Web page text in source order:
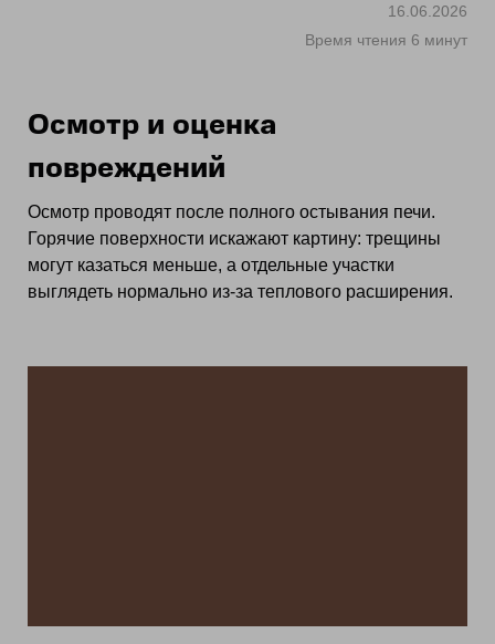
16.06.2026
Время чтения 6 минут
Осмотр и оценка
повреждений
Осмотр проводят после полного остывания печи.
Горячие поверхности искажают картину: трещины
могут казаться меньше, а отдельные участки
выглядеть нормально из‑за теплового расширения.